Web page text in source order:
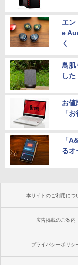
エン
e
く
鳥肌
した
お値
「
「
るオ
本サイトのご利用につ
広告掲載のご案内
プライバシーポリシ